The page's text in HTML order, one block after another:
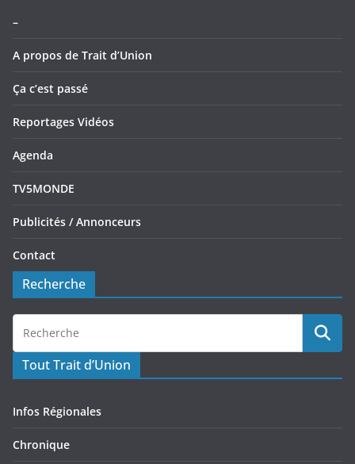
–
A propos de Trait d’Union
Ça c’est passé
Reportages Vidéos
Agenda
TV5MONDE
Publicités / Annonceurs
Contact
Recherche
Tout Trait d’Union
Infos Régionales
Chronique